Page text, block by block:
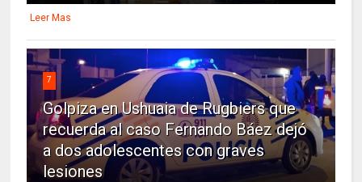
Leer Mas
7
Golpiza en Ushuaia de Rugbiers que
recuerda al caso Fernando Báez dejó
a dos adolescentes con graves
lesiones